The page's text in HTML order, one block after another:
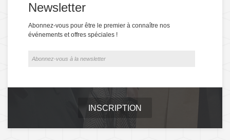
Newsletter
Abonnez-vous pour être le premier à connaître nos
événements et offres spéciales !
INSCRIPTION